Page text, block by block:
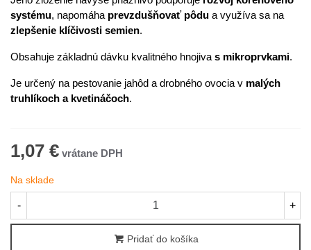
systému, napomáha prevzdušňovať pôdu a využíva sa na
zlepšenie klíčivosti semien.
Obsahuje základnú dávku kvalitného hnojiva s mikroprvkami.
Je určený na pestovanie jahôd a drobného ovocia v malých
truhlíkoch a kvetináčoch.
1,07 €
Na sklade
- +
Pridať do košíka